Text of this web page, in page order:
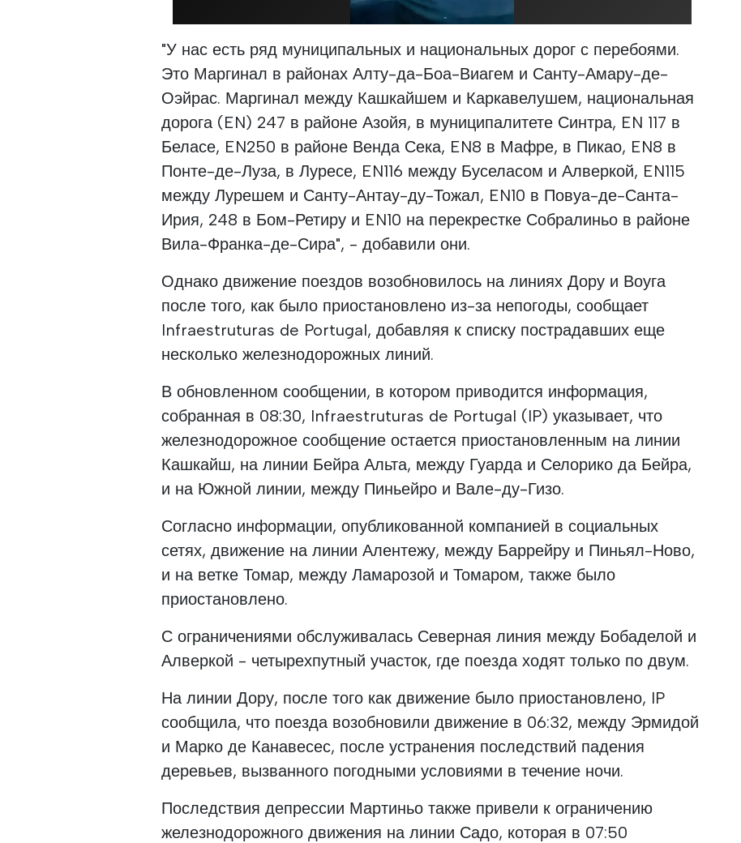
"У нас есть ряд муниципальных и национальных дорог с перебоями.
Это Маргинал в районах Алту-да-Боа-Виагем и Санту-Амару-де-
Оэйрас. Маргинал между Кашкайшем и Каркавелушем, национальная
дорога (EN) 247 в районе Азойя, в муниципалитете Синтра, EN 117 в
Беласе, EN250 в районе Венда Сека, EN8 в Мафре, в Пикао, EN8 в
Понте-де-Луза, в Луресе, EN116 между Буселасом и Алверкой, EN115
между Лурешем и Санту-Антау-ду-Тожал, EN10 в Повуа-де-Санта-
Ирия, 248 в Бом-Ретиру и EN10 на перекрестке Собралиньо в районе
Вила-Франка-де-Сира", - добавили они.
Однако движение поездов возобновилось на линиях Дору и Воуга
после того, как было приостановлено из-за непогоды, сообщает
Infraestruturas de Portugal, добавляя к списку пострадавших еще
несколько железнодорожных линий.
В обновленном сообщении, в котором приводится информация,
собранная в 08:30, Infraestruturas de Portugal (IP) указывает, что
железнодорожное сообщение остается приостановленным на линии
Кашкайш, на линии Бейра Альта, между Гуарда и Селорико да Бейра,
и на Южной линии, между Пиньейро и Вале-ду-Гизо.
Согласно информации, опубликованной компанией в социальных
сетях, движение на линии Алентежу, между Баррейру и Пиньял-Ново,
и на ветке Томар, между Ламарозой и Томаром, также было
приостановлено.
С ограничениями обслуживалась Северная линия между Бобаделой и
Алверкой - четырехпутный участок, где поезда ходят только по двум.
На линии Дору, после того как движение было приостановлено, IP
сообщила, что поезда возобновили движение в 06:32, между Эрмидой
и Марко де Канавесес, после устранения последствий падения
деревьев, вызванного погодными условиями в течение ночи.
Последствия депрессии Мартиньо также привели к ограничению
железнодорожного движения на линии Садо, которая в 07:50